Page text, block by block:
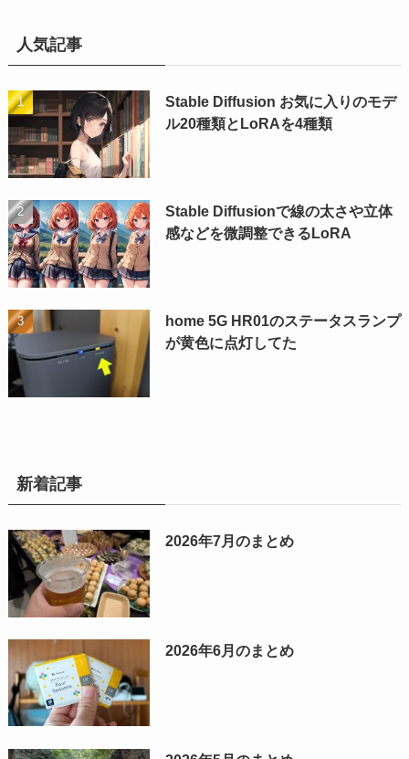
人気記事
Stable Diffusion お気に入りのモデ
ル20種類とLoRAを4種類
Stable Diffusionで線の太さや立体
感などを微調整できるLoRA
home 5G HR01のステータスランプ
が黄色に点灯してた
新着記事
2026年7月のまとめ
2026年6月のまとめ